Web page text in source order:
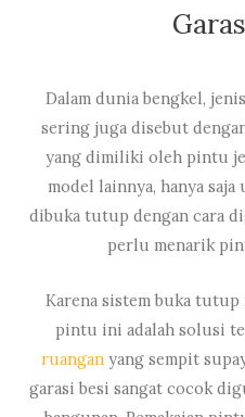
Dalam dunia bengkel,
sering juga disebut
yang dimiliki oleh pintu
model lainnya, hanya
dibuka tutup dengan cara
perlu menarik
Karena sistem buka tutup
pintu ini adalah solusi
ruanganyang sempit
garasi besi sangat cocok